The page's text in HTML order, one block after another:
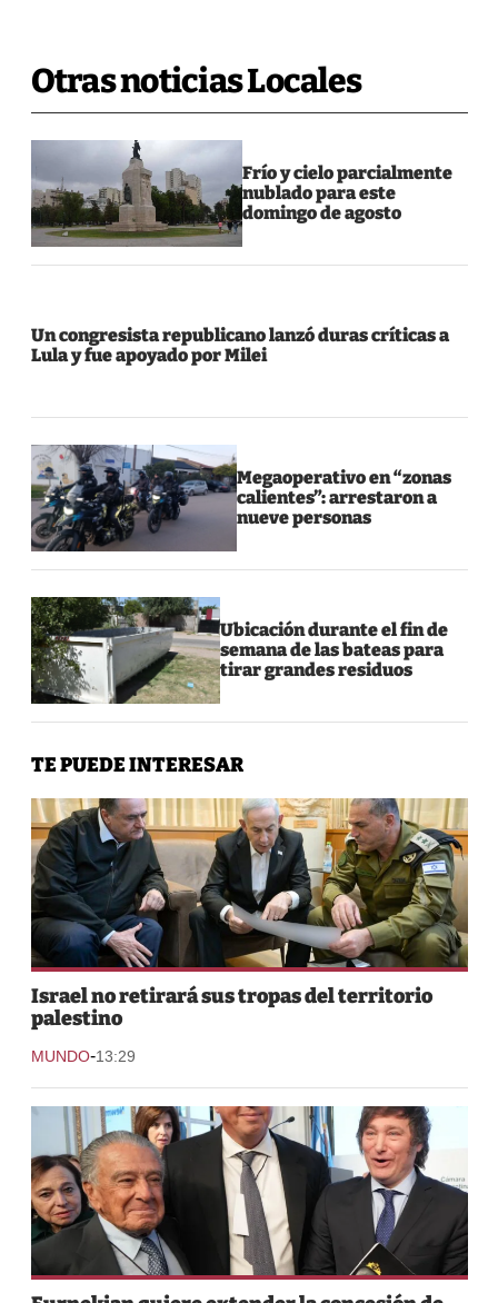
Otras noticias Locales
Frío y cielo parcialmente
nublado para este
domingo de agosto
Un congresista republicano lanzó duras críticas a
Lula y fue apoyado por Milei
Megaoperativo en “zonas
calientes”: arrestaron a
nueve personas
Ubicación durante el fin de
semana de las bateas para
tirar grandes residuos
TE PUEDE INTERESAR
Israel no retirará sus tropas del territorio
palestino
MUNDO-13:29